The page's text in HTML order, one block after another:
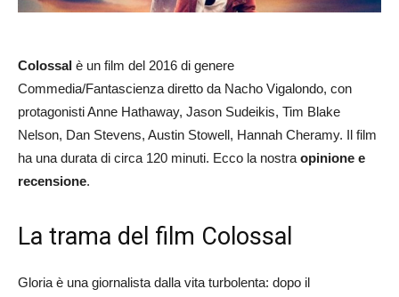
Colossal è un film del 2016 di genere
Commedia/Fantascienza diretto da Nacho Vigalondo, con
protagonisti Anne Hathaway, Jason Sudeikis, Tim Blake
Nelson, Dan Stevens, Austin Stowell, Hannah Cheramy. Il film
ha una durata di circa 120 minuti. Ecco la nostra opinione e
recensione.
La trama del film Colossal
Gloria è una giornalista dalla vita turbolenta: dopo il